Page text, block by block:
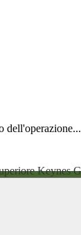
dell'operazione...